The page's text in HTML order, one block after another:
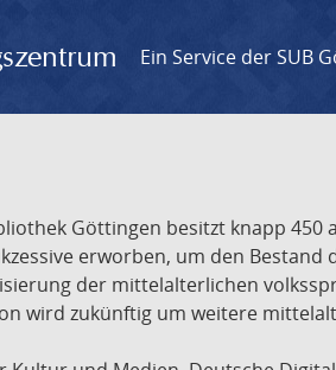
Ein Service der SUB
Göttingen besitzt knapp
erworben, um den
der mittelalterlichen
wird zukünftig um weitere